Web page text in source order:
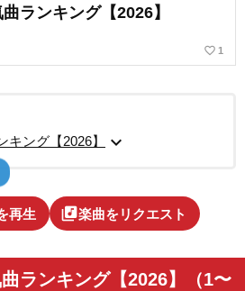
ランキング【2026】
favorite_border 1
ング【2026】
expand_more
再生 library_music楽曲をリクエスト
ランキング【2026】（1〜